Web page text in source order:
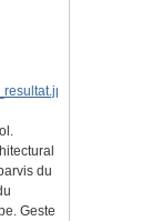
du
Geste